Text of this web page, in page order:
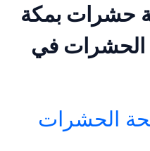
حشرات بمكة
الحشرات في
الحشرات